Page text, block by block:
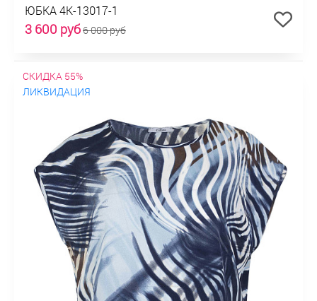
ЮБКА 4К-13017-1
3 600 руб6 000 руб
СКИДКА 55%
ЛИКВИДАЦИЯ